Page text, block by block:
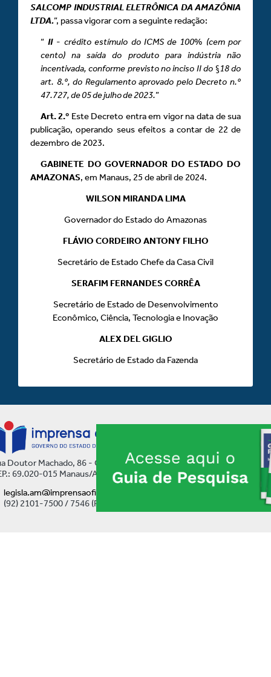
SALCOMP INDUSTRIAL ELETRÔNICA DA AMAZÔNIA
LTDA.”, passa vigorar com a seguinte redação:
“II - crédito estímulo do ICMS de 100% (cem por
cento) na saída do produto para indústria não
incentivada, conforme previsto no inciso II do §18 do
art. 8.º, do Regulamento aprovado pelo Decreto n.º
47.727, de 05 de julho de 2023.”
Art.2.º Este Decreto entra em vigor na data de sua
publicação, operando seus efeitos a contar de 22 de
dezembro de 2023.
GABINETE DO GOVERNADOR DO ESTADO DO
AMAZONAS, em Manaus, 25 de abril de 2024.
WILSON MIRANDA LIMA
Governador do Estado do Amazonas
FLÁVIO CORDEIRO ANTONY FILHO
Secretário de Estado Chefe da Casa Civil
SERAFIM FERNANDES CORRÊA
Secretário de Estado de Desenvolvimento
Econômico, Ciência, Tecnologia e Inovação
ALEX DEL GIGLIO
Secretário de Estado da Fazenda
Doutor Machado, 86 - Centro
69.020-015 Manaus/AM
legisla.am@imprensaoficial.am.gov.br
(92) 2101-7500 / 7546 (Ramal)